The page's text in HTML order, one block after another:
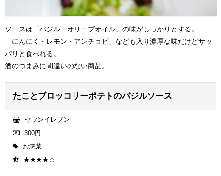
ソースは「バジル・オリーブオイル」の味がしっかりとする。
「にんにく・レモン・アンチョビ」なども入り濃厚な味だけどサッ
パリと食べれる。
酒のつまみに間違いのない商品。
たことブロッコリーポテトのバジルソース
セブンイレブン
300円
お惣菜
★★★★☆